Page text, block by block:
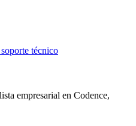
técnico
empresarial en Codence,